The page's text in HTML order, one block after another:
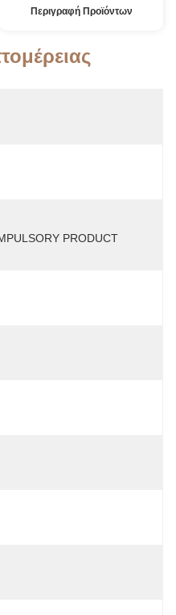
Περιγραφή Προϊόντων
PRODUCT